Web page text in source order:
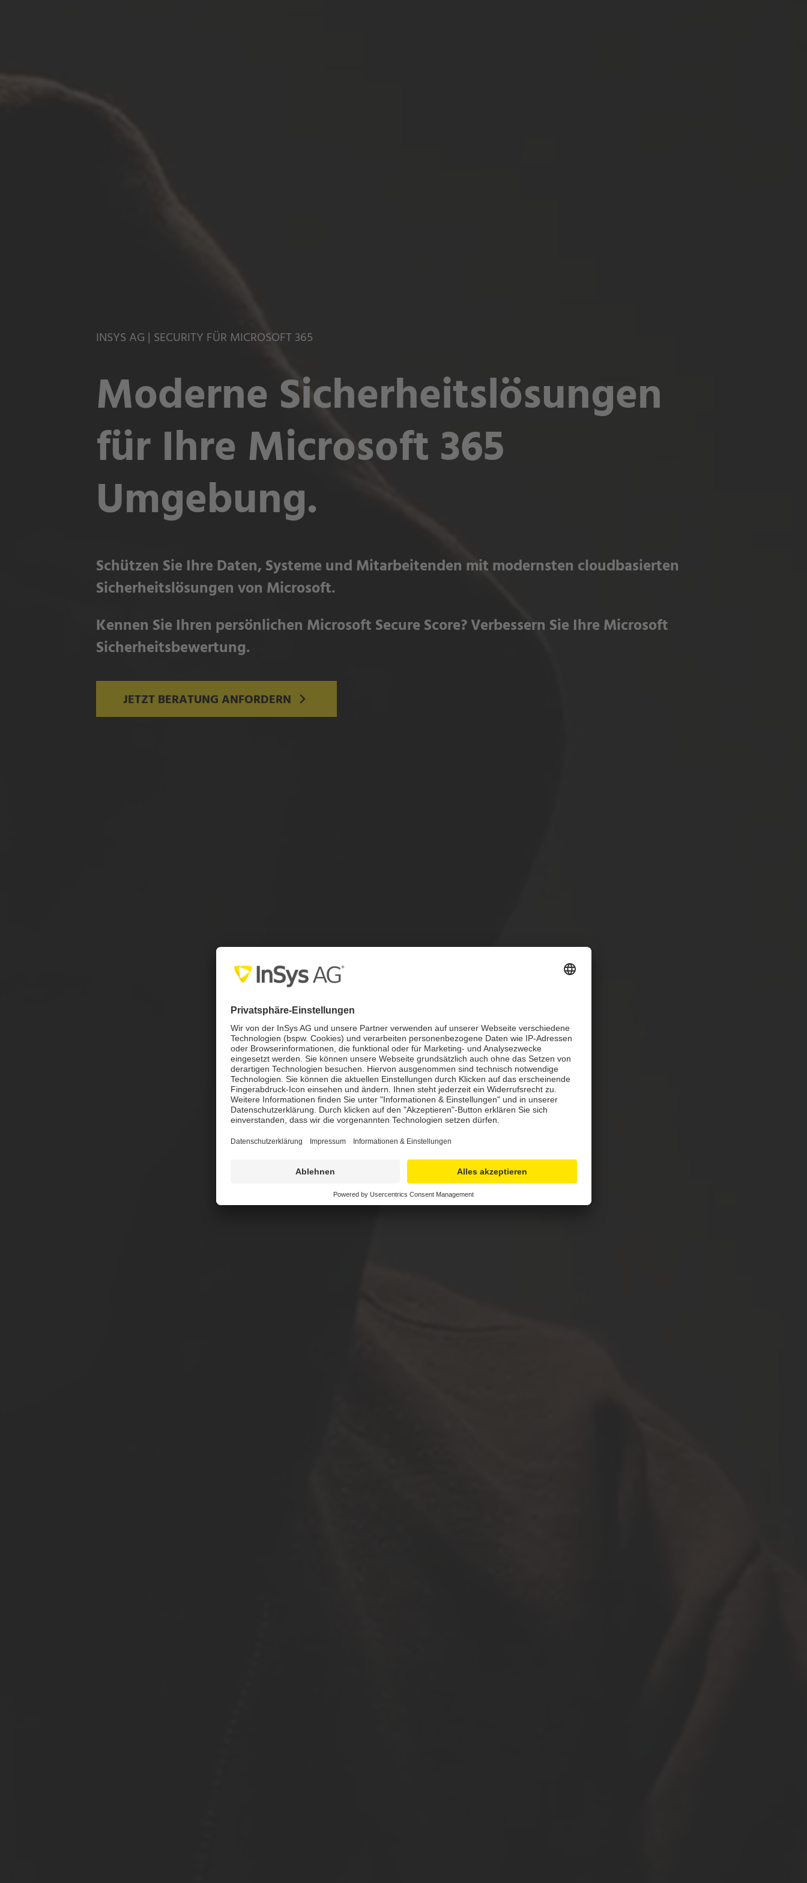
INSYS AG | SECURITY FÜR MICROSOFT 365
Moderne Sicherheitslösungen
für Ihre Microsoft 365
Umgebung.
Schützen Sie Ihre Daten, Systeme und Mitarbeitenden mit modernsten cloudbasierten
Sicherheitslösungen von Microsoft.
Kennen Sie Ihren persönlichen Microsoft Secure Score? Verbessern Sie Ihre Microsoft
Sicherheitsbewertung.
JETZT BERATUNG ANFORDERN